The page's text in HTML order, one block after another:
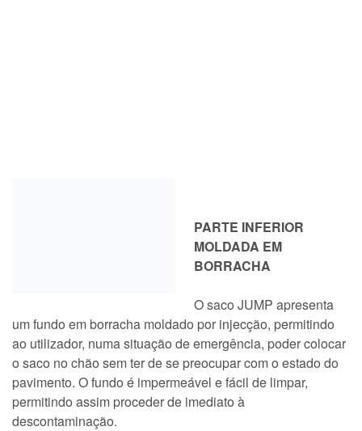
PARTE INFERIOR
MOLDADA EM
BORRACHA
O saco JUMP apresenta
um fundo em borracha moldado por injecção, permitindo
ao utilizador, numa situação de emergência, poder colocar
o saco no chão sem ter de se preocupar com o estado do
pavimento. O fundo é impermeável e fácil de limpar,
permitindo assim proceder de imediato à
descontaminação.